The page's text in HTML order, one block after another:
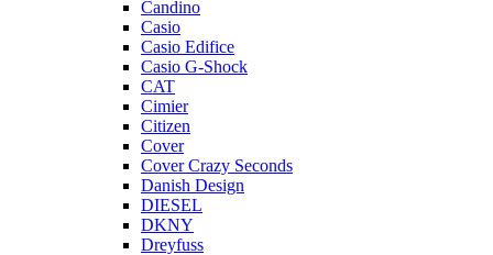
Candino
Casio
Casio Edifice
Casio G-Shock
CAT
Cimier
Citizen
Cover
Cover Crazy Seconds
Danish Design
DIESEL
DKNY
Dreyfuss